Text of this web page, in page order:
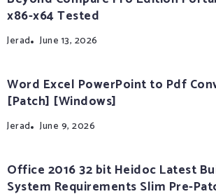
x86-x64 Tested
Jerad June 13, 2026
Word Excel PowerPoint to Pdf
[Patch] [Windows]
Jerad June 9, 2026
Office 2016 32 bit Heidoc Latest
System Requirements Slim Pre-